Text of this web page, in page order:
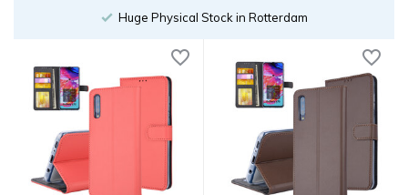
Huge Physical Stock in Rotterdam